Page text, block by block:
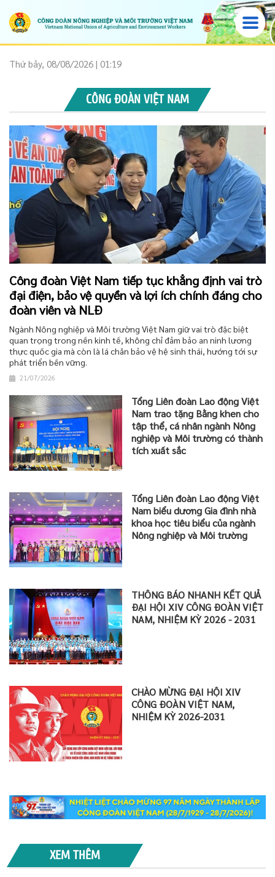
Thứ bảy, 08/08/2026 | 01:19
CÔNG ĐOÀN VIỆT NAM
Công đoàn Việt Nam tiếp tục khẳng định vai trò
đại điện, bảo vệ quyền và lợi ích chính đáng cho
đoàn viên và NLĐ
Ngành Nông nghiệp và Môi trường Việt Nam giữ vai trò đặc biệt
quan trọng trong nền kinh tế, không chỉ đảm bảo an ninh lương
thực quốc gia mà còn là lá chắn bảo vệ hệ sinh thái, hướng tới sự
phát triển bền vững.
21/07/2026
Tổng Liên đoàn Lao động Việt
Nam trao tặng Bằng khen cho
tập thể, cá nhân ngành Nông
nghiệp và Môi trường có thành
tích xuất sắc
Tổng Liên đoàn Lao động Việt
Nam biểu dương Gia đình nhà
khoa học tiêu biểu của ngành
Nông nghiệp và Môi trường
THÔNG BÁO NHANH KẾT QUẢ
ĐẠI HỘI XIV CÔNG ĐOÀN VIỆT
NAM, NHIỆM KỲ 2026 - 2031
CHÀO MỪNG ĐẠI HỘI XIV
CÔNG ĐOÀN VIỆT NAM,
NHIỆM KỲ 2026-2031
XEM THÊM